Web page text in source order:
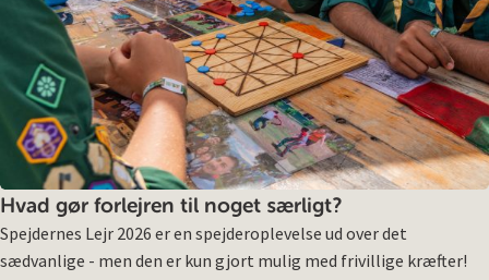
Hvad gør forlejren til noget særligt?
Spejdernes Lejr 2026 er en spejderoplevelse ud over det
sædvanlige - men den er kun gjort mulig med frivillige kræfter!